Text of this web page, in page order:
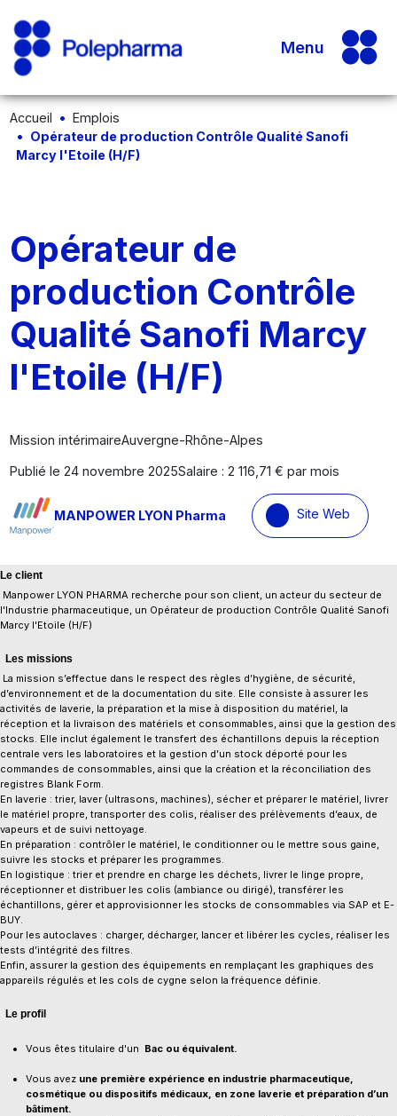
Menu
Accueil
Emplois
Opérateur de production Contrôle Qualité Sanofi
Marcy l'Etoile (H/F)
Opérateur de
production Contrôle
Qualité Sanofi Marcy
l'Etoile (H/F)
Mission intérimaireAuvergne-Rhône-Alpes
Publié le 24 novembre 2025Salaire : 2 116,71 € par mois
MANPOWER LYON Pharma Site Web
Le client
Manpower LYON PHARMA recherche pour son client, un acteur du secteur de
l'Industrie pharmaceutique, un Opérateur de production Contrôle Qualité Sanofi
Marcy l'Etoile (H/F)
Les missions
La mission s’effectue dans le respect des règles d’hygiène, de sécurité,
d’environnement et de la documentation du site. Elle consiste à assurer les
activités de laverie, la préparation et la mise à disposition du matériel, la
réception et la livraison des matériels et consommables, ainsi que la gestion des
stocks. Elle inclut également le transfert des échantillons depuis la réception
centrale vers les laboratoires et la gestion d’un stock déporté pour les
commandes de consommables, ainsi que la création et la réconciliation des
registres Blank Form.
En laverie : trier, laver (ultrasons, machines), sécher et préparer le matériel, livrer
le matériel propre, transporter des colis, réaliser des prélèvements d’eaux, de
vapeurs et de suivi nettoyage.
En préparation : contrôler le matériel, le conditionner ou le mettre sous gaine,
suivre les stocks et préparer les programmes.
En logistique : trier et prendre en charge les déchets, livrer le linge propre,
réceptionner et distribuer les colis (ambiance ou dirigé), transférer les
échantillons, gérer et approvisionner les stocks de consommables via SAP et E-
BUY.
Pour les autoclaves : charger, décharger, lancer et libérer les cycles, réaliser les
tests d’intégrité des filtres.
Enfin, assurer la gestion des équipements en remplaçant les graphiques des
appareils régulés et les cols de cygne selon la fréquence définie.
Le profil
Vous êtes titulaire d'un Bac ou équivalent.
Vous avez une première expérience en industrie pharmaceutique,
cosmétique ou dispositifs médicaux, en zone laverie et préparation d’un
bâtiment.